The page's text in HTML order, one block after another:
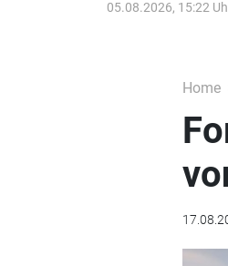
05.08.2026, 15:22
Home